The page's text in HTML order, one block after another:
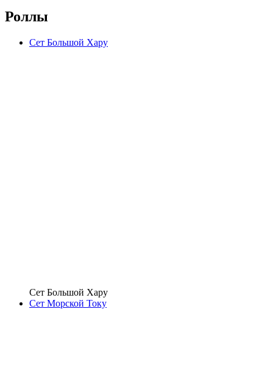
Роллы
Сет Большой Хару
Сет Большой Хару
Сет Морской Току